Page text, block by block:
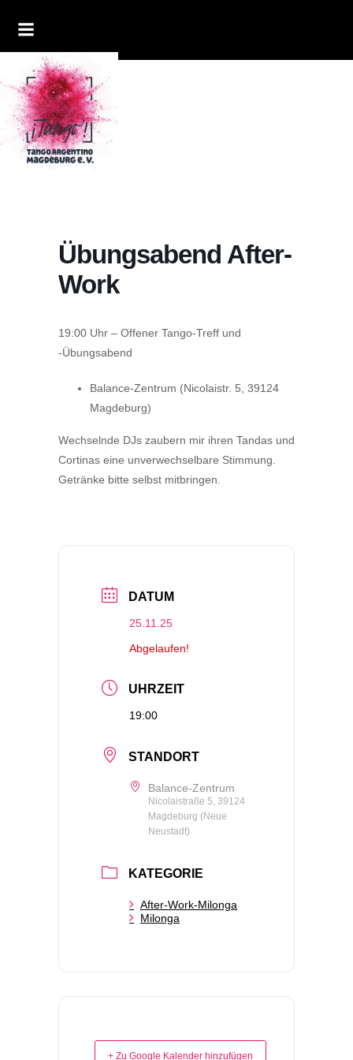
Übungsabend After-
Work
19:00 Uhr – Offener Tango-Treff und
-Übungsabend
Balance-Zentrum (Nicolaistr. 5, 39124
Magdeburg)
Wechselnde DJs zaubern mir ihren Tandas und
Cortinas eine unverwechselbare Stimmung.
Getränke bitte selbst mitbringen.
DATUM
25.11.25
Abgelaufen!
UHRZEIT
19:00
STANDORT
Balance-Zentrum
Nicolaistraße 5, 39124
Magdeburg (Neue
Neustadt)
KATEGORIE
After-Work-Milonga
Milonga
+ Zu Google Kalender hinzufügen